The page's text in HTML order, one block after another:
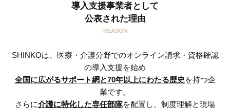
導入支援事業者として
公表された理由
REASON
SHINKOは、医療・介護分野でのオンライン請求・資格確認
の導入支援を始め
全国に広がるサポート網と70年以上にわたる歴史を持つ企
業です。
さらに介護に特化した専任部隊を配置し、制度理解と現場